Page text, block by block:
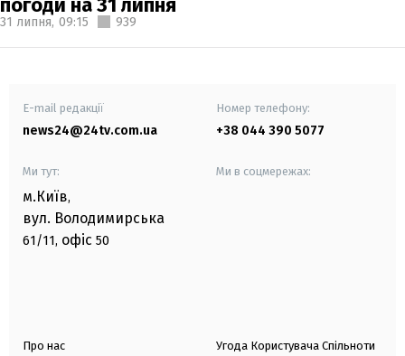
31 липня, 09:15 939
E-mail редакції
news24@24tv.com.ua
Номер телефону:
+38 044 390 5077
Ми тут:
м.Київ,
вул. Володимирська
61/11, офіс 50
Ми в соцмережах:
Про нас Угода Користувача Спільноти